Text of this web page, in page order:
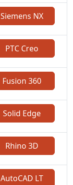
Siemens NX
PTC Creo
Fusion 360
Solid Edge
Rhino 3D
AutoCAD LT